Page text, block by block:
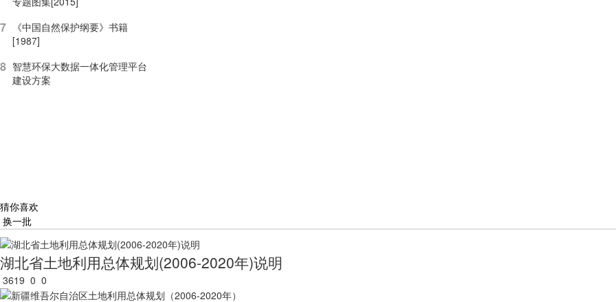
7
《中国自然保护纲要》书籍
[1987]
8 智慧环保大数据一体化管理平台
建设方案
猜你喜欢
换一批
湖北省土地利用总体规划(2006-2020年)说明
3619 0 0